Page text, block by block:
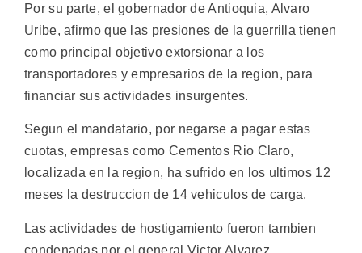
Por su parte, el gobernador de Antioquia, Alvaro
Uribe, afirmo que las presiones de la guerrilla tienen
como principal objetivo extorsionar a los
transportadores y empresarios de la region, para
financiar sus actividades insurgentes.
Segun el mandatario, por negarse a pagar estas
cuotas, empresas como Cementos Rio Claro,
localizada en la region, ha sufrido en los ultimos 12
meses la destruccion de 14 vehiculos de carga.
Las actividades de hostigamiento fueron tambien
condenadas por el general Victor Alvarez,